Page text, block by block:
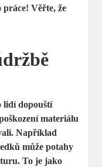
Věřte, že
lidí dopouští
materiálu
Například
může potahy
To je jako